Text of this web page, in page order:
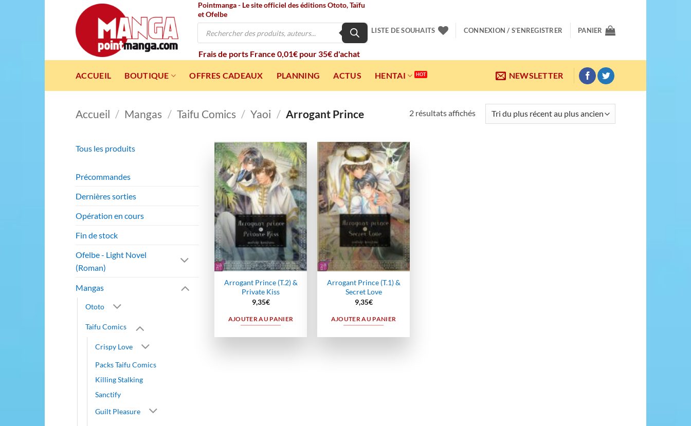
Pointmanga - Le site officiel des éditions Ototo, Taïfu
et Ofelbe
Recherche
Frais de ports France 0,01€ pour 35€ d'achat
LISTE DE SOUHAITS CONNEXION / S’ENREGISTRER PANIER
ACCUEIL BOUTIQUE OFFRES CADEAUX PLANNING ACTUS HENTAI NEWSLETTER
Accueil / Mangas / Taifu Comics / Yaoi / Arrogant Prince 2 résultats affichésTrié
Tous les produits
Précommandes
Dernières sorties
Opération en cours
Fin de stock
Ofelbe - Light Novel
(Roman)
Mangas
Ototo
Taifu Comics
Crispy Love
Packs Taifu Comics
Killing Stalking
Sanctify
Guilt Pleasure
Ajouter
à la
wishlist
Arrogant Prince (T.2) &
Private Kiss
9,35€
AJOUTER AU PANIER
Ajouter
à la
wishlist
Arrogant Prince (T.1) &
Secret Love
9,35€
AJOUTER AU PANIER